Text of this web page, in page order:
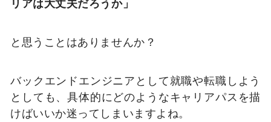
リアは大丈夫だろうか」
と思うことはありませんか？
バックエンドエンジニアとして就職や転職しよう
としても、具体的にどのようなキャリアパスを描
けばいいか迷ってしまいますよね。